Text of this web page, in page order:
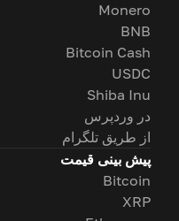
Monero
BNB
Bitcoin Cash
USDC
Shiba Inu
در وردپرس
از طریق تلگرام
پیش بینی قیمت
Bitcoin
XRP